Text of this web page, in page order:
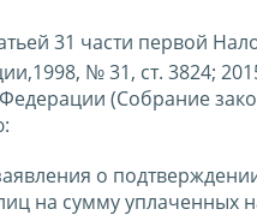
31 части первой
№ 31, ст. 3824;
(Собрание
о
на сумму уплаченных